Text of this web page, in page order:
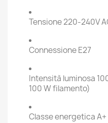
Tensione 220-240V
Connessione E27
Intensità luminosa
100 W filamento)
Classe energetica A+